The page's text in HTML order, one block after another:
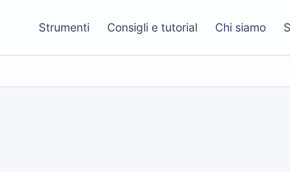
Strumenti Consigli e tutorial Chi siamo